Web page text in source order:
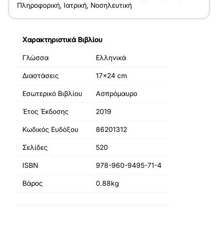
Πληροφορική, Ιατρική, Νοσηλευτική
Χαρακτηριστικά Βιβλίου
Γλώσσα Ελληνικά
Διαστάσεις 17x24 cm
Εσωτερικό Βιβλίου Ασπρόμαυρο
Έτος Έκδοσης 2019
Κωδικός Ευδόξου 86201312
Σελίδες 520
ISBN 978-960-9495-71-4
Βάρος 0.88kg